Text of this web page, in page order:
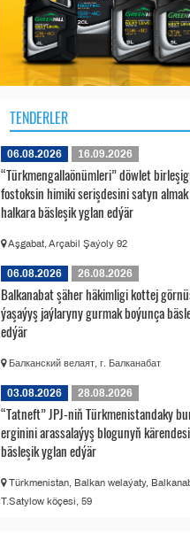
TENDERLER
06.08.2026 16.09.2026
“Türkmengallaönümleri” döwlet
fostoksin himiki serişdesini satyn
halkara bäsleşik yglan edýär
Aşgabat, Arçabil Şaýoly 92
06.08.2026 26.08.2026
Balkanabat şäher häkimligi kottej
ýaşaýyş jaýlaryny gurmak boýunça
edýär
Балканский велаят, г. Балканабат
03.08.2026 28.08.2026
“Tatneft” JPJ-niň Türkmenistandaky
erginini arassalaýyş blogunyň
bäsleşik yglan edýär
Türkmenistan, Balkan welaýaty,
T.Satylow köçesi, 59